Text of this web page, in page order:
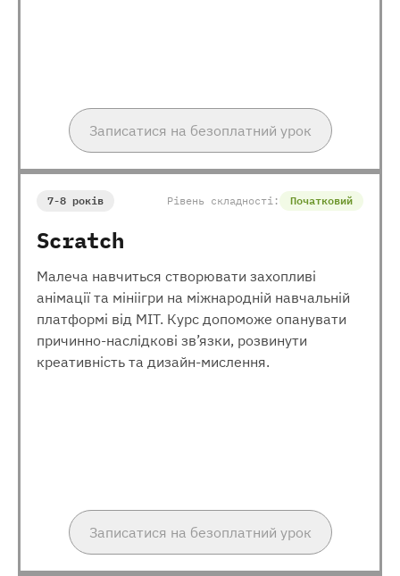
Записатися на безоплатний урок
7-8 років Рівень складності: Початковий
Scratch
Малеча навчиться створювати захопливі
анімації та мініігри на міжнародній навчальній
платформі від МІТ. Курс допоможе опанувати
причинно-наслідкові зв’язки, розвинути
креативність та дизайн-мислення.
Записатися на безоплатний урок